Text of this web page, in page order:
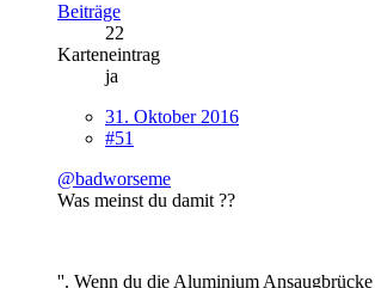
Beiträge
22
Karteneintrag
ja
31. Oktober 2016
#51
@badworseme
Was meinst du damit ??
''. Wenn du die Aluminium Ansaugbrücke